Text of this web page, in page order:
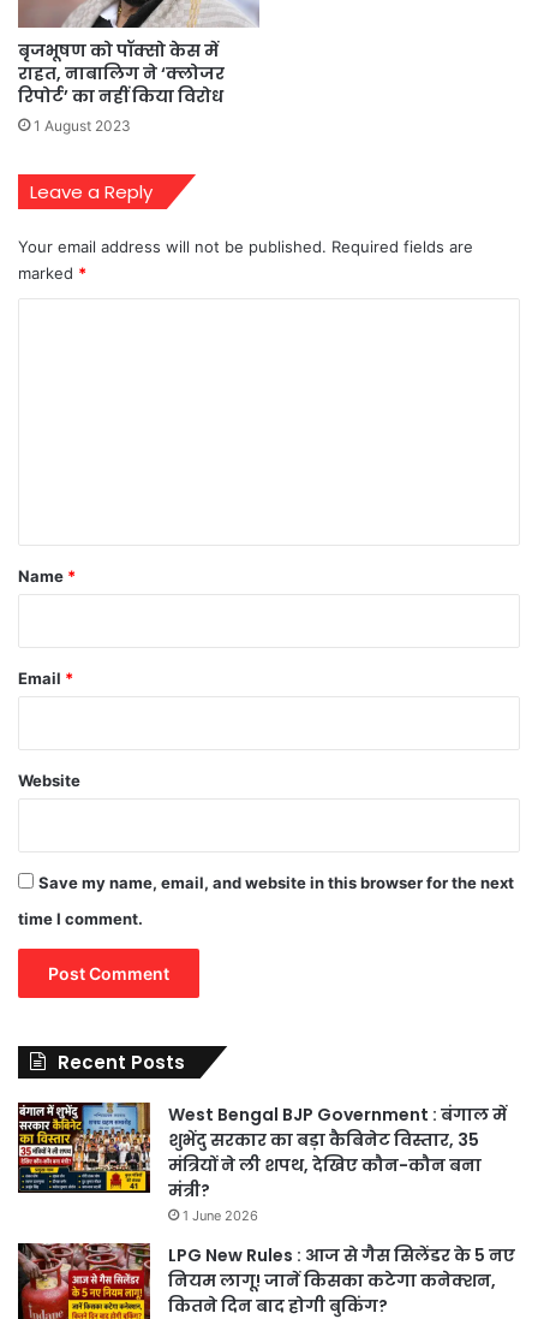
बृजभूषण को पॉक्सो केस में
राहत, नाबालिग ने ‘क्लोजर
रिपोर्ट’ का नहीं किया विरोध
1 August 2023
Leave a Reply
Your email address will not be published. Required fields are
marked *
*
Name *
Email *
Website
Save my name, email, and website in this browser for the next
time I comment.
Recent Posts
West Bengal BJP Government : बंगाल में
शुभेंदु सरकार का बड़ा कैबिनेट विस्तार, 35
मंत्रियों ने ली शपथ, देखिए कौन-कौन बना
मंत्री?
1 June 2026
LPG New Rules : आज से गैस सिलेंडर के 5 नए
नियम लागू! जानें किसका कटेगा कनेक्शन,
कितने दिन बाद होगी बुकिंग?